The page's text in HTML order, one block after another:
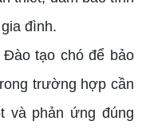
đình.
Đào tạo chó để bảo
trường hợp cần
và phản ứng đúng